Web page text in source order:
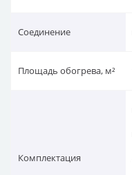
Соединение
Площадь обогрева, м²
Комплектация